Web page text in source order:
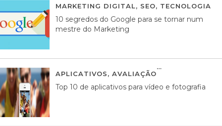
MARKETING DIGITAL, SEO, TECNOLOGIA
10 segredos do Google para se tornar num
mestre do Marketing
APLICATIVOS, AVALIAÇÃO
Top 10 de aplicativos para vídeo e fotografia